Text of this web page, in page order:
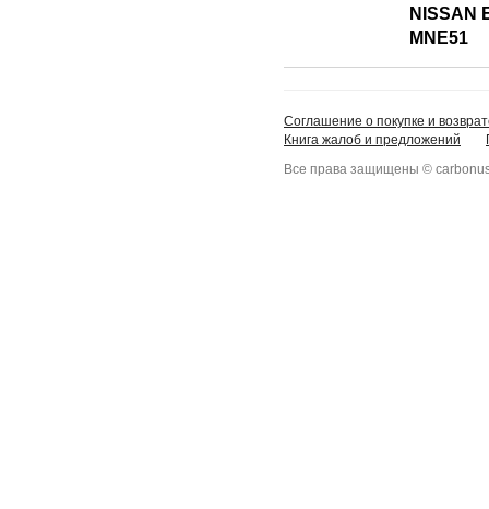
NISSAN
MNE51
Соглашение о покупке и
Книга жалоб и предложений
Все права защищены ©